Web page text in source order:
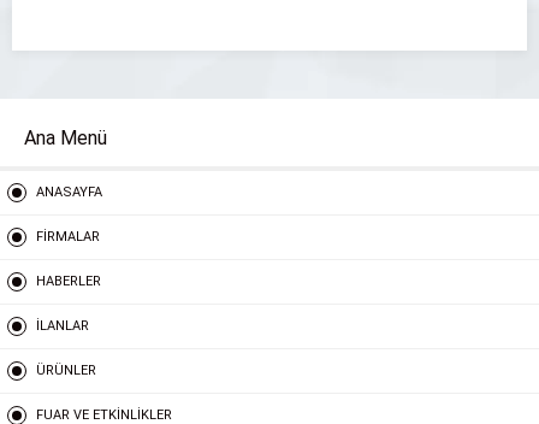
Ana Menü
ANASAYFA
FİRMALAR
HABERLER
İLANLAR
ÜRÜNLER
FUAR VE ETKİNLİKLER